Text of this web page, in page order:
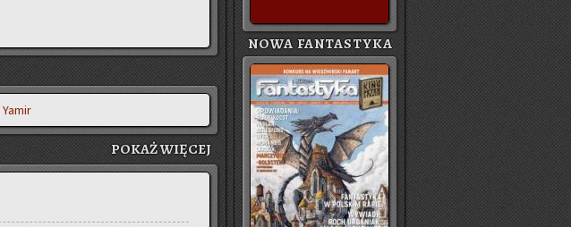
Yamir
POKAŻ WIĘ­CEJ
NOWA FANTASTYKA